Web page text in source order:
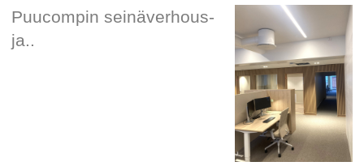
Puucompin seinäverhous-
ja..